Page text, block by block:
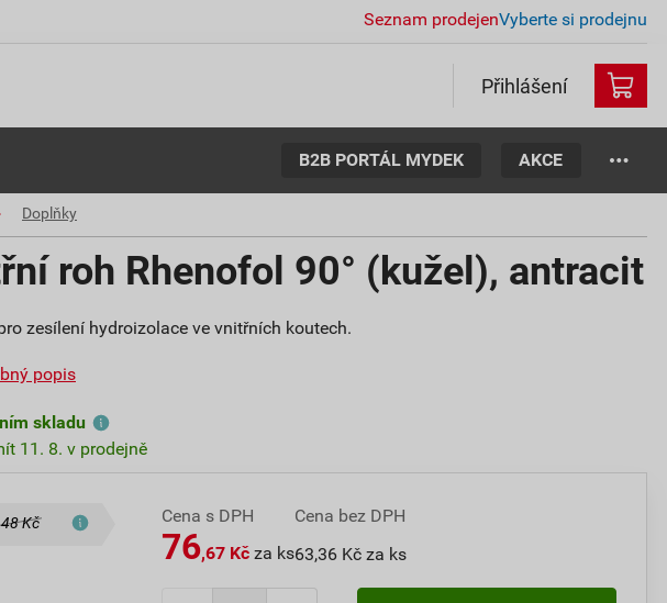
Seznam prodejenVyberte si prodejnu
Přihlášení
B2B PORTÁL MYDEK AKCE
Doplňky
roh Rhenofol 90° (kužel), antracit
zesílení hydroizolace ve vnitřních koutech.
popis
skladu
11. 8. v prodejně
Kč Cena s DPH
76,67 Kč za ks
Cena bez DPH
63,36 Kč za ks